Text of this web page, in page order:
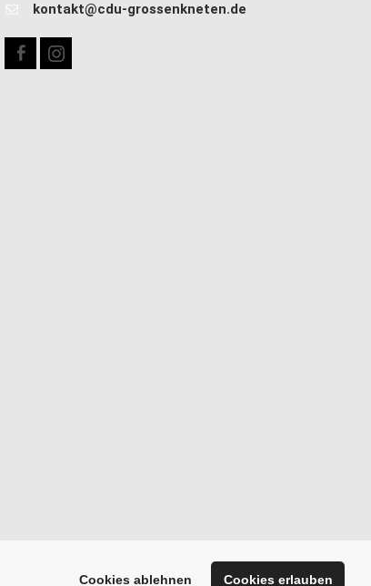
Cookies ablehnen Cookies erlauben
kontakt@cdu-grossenkneten.de